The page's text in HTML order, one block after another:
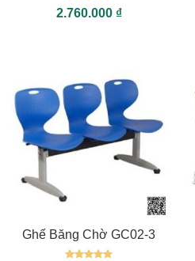
Được xếp
hạng55
2.760.000 ₫
Ghế Băng Chờ GC02-3